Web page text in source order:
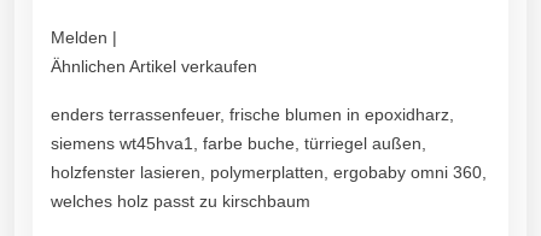
Melden |
Ähnlichen Artikel verkaufen
enders terrassenfeuer, frische blumen in epoxidharz,
siemens wt45hva1, farbe buche, türriegel außen,
holzfenster lasieren, polymerplatten, ergobaby omni 360,
welches holz passt zu kirschbaum